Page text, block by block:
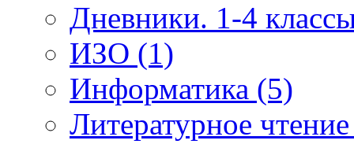
Дневники. 1-4
ИЗО (1)
Информатика (5)
Литературное